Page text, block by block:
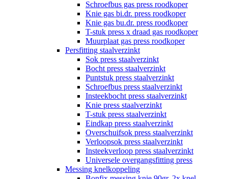
Schroefbus gas press roodkoper
Knie gas bi.dr. press roodkoper
Knie gas bu.dr. press roodkoper
T-stuk press x draad gas roodkoper
Muurplaat gas press roodkoper
Persfitting staalverzinkt
Sok press staalverzinkt
Bocht press staalverzinkt
Puntstuk press staalverzinkt
Schroefbus press staalverzinkt
Insteekbocht press staalverzinkt
Knie press staalverzinkt
T-stuk press staalverzinkt
Eindkap press staalverzinkt
Overschuifsok press staalverzinkt
Verloopsok press staalverzinkt
Insteekverloop press staalverzinkt
Universele overgangsfitting press
Messing knelkoppeling